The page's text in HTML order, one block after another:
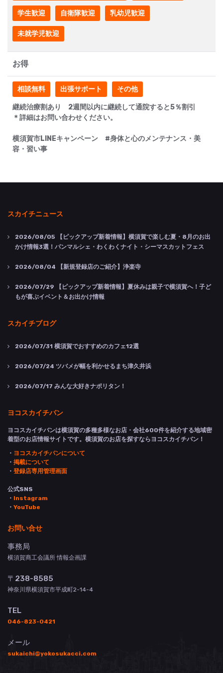
学生歓迎 自衛隊歓迎 乳幼児歓迎
未就学児歓迎
お得
相談無料 出張サポート その他
継続治療割あり 2週間以内に継続して通院すると5％割引
＊詳細はお問い合わせください。
横須賀市LINEキャンペーン #身体と心のメンテナンス・美
容・習い事
スカイチニュース
2026/08/05 【ピックアップ新着情報】横須賀で楽しむ夏・8月のお出
かけ情報3選！パンマルシェ・わくわくナイト・シーマスカットフェス
2026/08/04 【新規登録店のご紹介】浄楽寺
2026/07/29 【ピックアップ新着情報】夏休みは親子で横須賀へ！子ど
もが喜ぶイベント＆お出かけ情報
スカイチブログ
2026/07/31 横須賀でおすすめのカフェ12選
2026/07/24 ツバメが幅を利かせるまち津久井浜
2026/07/17 みんな大好きナポリタン！
ヨコスカイチバン
ヨコスカイチバンは横須賀の多種多様なお店・会社600件を紹介する地域密
着型のお店情報サイトです。横須賀のお店を探すならヨコスカイチバン！
・ ヨコスカイチバンについて
・ 掲載について
・ 登録店専用管理画面
公式SNS
・ Instagram
・ YouTube
お問い合せ
事務局
横須賀商工会議所 情報企画課
〒238-8585
神奈川県横須賀市平成町2-14-4
TEL
046-823-0421
メール
sukaichi@yokosukacci.com